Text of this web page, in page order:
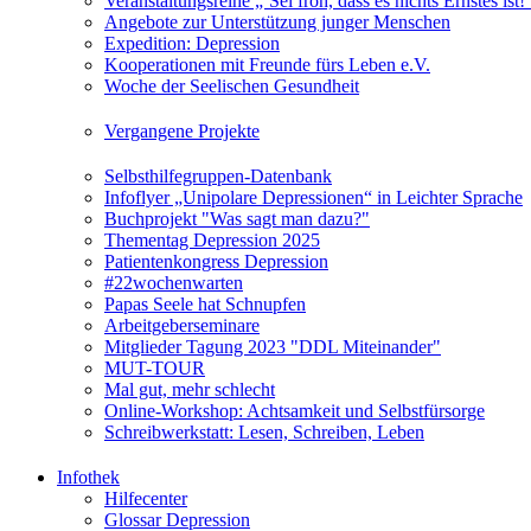
Angebote zur Unterstützung junger Menschen
Expedition: Depression
Kooperationen mit Freunde fürs Leben e.V.
Woche der Seelischen Gesundheit
Vergangene Projekte
Selbsthilfegruppen-Datenbank
Infoflyer „Unipolare Depressionen“ in Leichter Sprache
Buchprojekt "Was sagt man dazu?"
Thementag Depression 2025
Patientenkongress Depression
#22wochenwarten
Papas Seele hat Schnupfen
Arbeitgeberseminare
Mitglieder Tagung 2023 "DDL Miteinander"
MUT-TOUR
Mal gut, mehr schlecht
Online-Workshop: Achtsamkeit und Selbstfürsorge
Schreibwerkstatt: Lesen, Schreiben, Leben
Infothek
Hilfecenter
Glossar Depression